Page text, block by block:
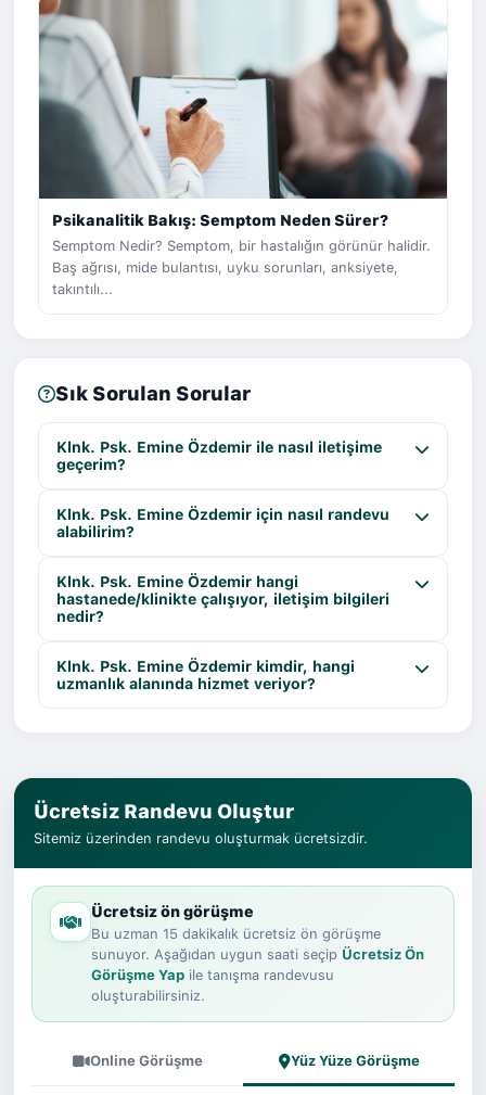
Psikanalitik Bakış: Semptom Neden Sürer?
Semptom Nedir? Semptom, bir hastalığın görünür halidir.
Baş ağrısı, mide bulantısı, uyku sorunları, anksiyete,
takıntılı...
Sık Sorulan Sorular
Klnk. Psk. Emine Özdemir ile nasıl iletişime
geçerim?
Klnk. Psk. Emine Özdemir için nasıl randevu
alabilirim?
Klnk. Psk. Emine Özdemir hangi
hastanede/klinikte çalışıyor, iletişim bilgileri
nedir?
Klnk. Psk. Emine Özdemir kimdir, hangi
uzmanlık alanında hizmet veriyor?
Ücretsiz Randevu Oluştur
Sitemiz üzerinden randevu oluşturmak ücretsizdir.
Ücretsiz ön görüşme
Bu uzman 15 dakikalık ücretsiz ön görüşme
sunuyor. Aşağıdan uygun saati seçip Ücretsiz Ön
Görüşme Yapile tanışma randevusu
oluşturabilirsiniz.
Online Görüşme Yüz Yüze Görüşme